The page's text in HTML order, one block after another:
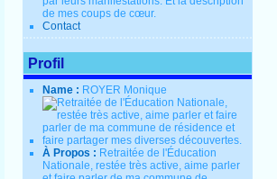
de mes coups de cœur.
Contact
Profil
Name : ROYER Monique
À Propos : Retraitée de l'Éducation
Nationale, restée très active, aime parler